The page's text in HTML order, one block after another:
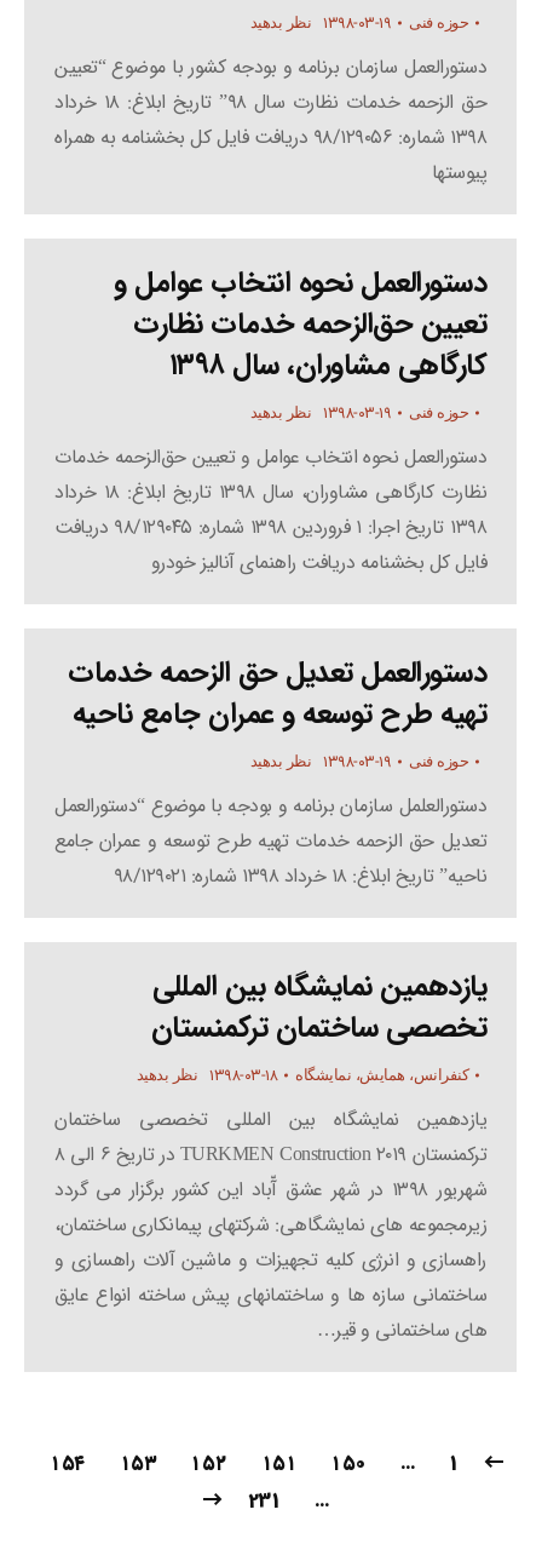
حوزه فنی ۱۳۹۸-۰۳-۱۹ نظر بدهید
دستورالعمل سازمان برنامه و بودجه کشور با موضوع “تعیین
حق الزحمه خدمات نظارت سال ۹۸” تاریخ ابلاغ: ۱۸ خرداد
۱۳۹۸ شماره: ۹۸/۱۲۹۰۵۶ دریافت فایل کل بخشنامه به همراه
پیوستها
دﺳﺘﻮراﻟﻌﻤﻞ ﻧﺤﻮه اﻧﺘﺨﺎب ﻋﻮاﻣﻞ و
ﺗﻌﯿﯿﻦ ﺣﻖاﻟﺰﺣﻤﻪ ﺧﺪﻣﺎت ﻧﻈﺎرت
ﮐﺎرﮔﺎﻫﯽ ﻣﺸﺎوران، ﺳﺎل ۱۳۹۸
حوزه فنی ۱۳۹۸-۰۳-۱۹ نظر بدهید
دﺳﺘﻮراﻟﻌﻤﻞ ﻧﺤﻮه اﻧﺘﺨﺎب ﻋﻮاﻣﻞ و ﺗﻌﯿﯿﻦ ﺣﻖاﻟﺰﺣﻤﻪ ﺧﺪﻣﺎت
ﻧﻈﺎرت ﮐﺎرﮔﺎﻫﯽ ﻣﺸﺎوران، ﺳﺎل ۱۳۹۸ تاریخ ابلاغ: ۱۸ خرداد
۱۳۹۸ تاریخ اجرا: ۱ فروردین ۱۳۹۸ شماره: ۹۸/۱۲۹۰۴۵ دریافت
فایل کل بخشنامه دریافت راهنمای آنالیز خودرو
دستورالعمل تعدیل حق الزحمه خدمات
تهیه طرح توسعه و عمران جامع ناحیه
حوزه فنی ۱۳۹۸-۰۳-۱۹ نظر بدهید
دستورالعلمل سازمان برنامه و بودجه با موضوع “دستورالعمل
تعدیل حق الزحمه خدمات تهیه طرح توسعه و عمران جامع
ناحیه” تاریخ ابلاغ: ۱۸ خرداد ۱۳۹۸ شماره: ۹۸/۱۲۹۰۲۱
یازدهمین نمایشگاه بین المللی
تخصصی ساختمان ترکمنستان
کنفرانس، همایش، نمایشگاه ۱۳۹۸-۰۳-۱۸ نظر بدهید
یازدهمین نمایشگاه بین المللی تخصصی ساختمان
ترکمنستان TURKMEN Construction ۲۰۱۹ در تاریخ ۶ الی ۸
شهریور ۱۳۹۸ در شهر عشق آّباد این کشور برگزار می گردد
زیرمجموعه های نمایشگاهی: شرکتهای پیمانکاری ساختمان،
راهسازی و انرژی کلیه تجهیزات و ماشین آلات راهسازی و
ساختمانی سازه ها و ساختمانهای پیش ساخته انواع عایق
های ساختمانی و قیر…
1
… ۱۵۰ ۱۵۱ ۱۵۲ ۱۵۳
۱۵۴
…
231